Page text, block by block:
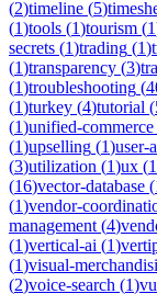
(2)timeline (5)
(1)tools (1)tourism (1
secrets (1)trading (1)
(1)transparency (3)
(1)troubleshooting (
(1)turkey (4)tutorial (
(1)unified-commerce
(1)upselling (1)user-
(3)utilization (1)ux (1
(16)vector-database (
(1)vendor-
management (4)
(1)vertical-ai (1)
(1)visual-
(2)voice-search (1)